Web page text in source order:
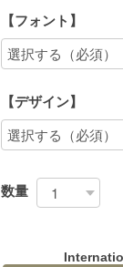
【フォント】
【デザイン】
数量